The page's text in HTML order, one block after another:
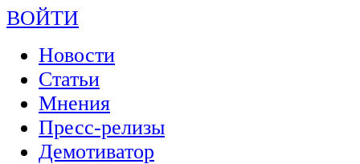
ВОЙТИ
Новости
Статьи
Мнения
Пресс-релизы
Демотиватор